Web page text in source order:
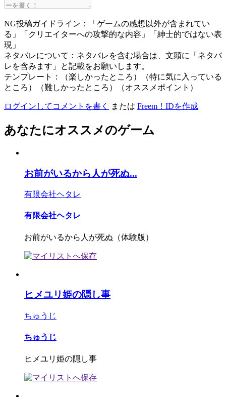
NG投稿ガイドライン：「ゲームの感想以外が含まれてい
る」「クリエイターへの攻撃的な内容」「紳士的ではない表
現」
ネタバレについて：ネタバレを含む場合は、文頭に「ネタバ
レを含みます」と記載をお願いします。
テンプレート：（楽しかったところ）（特に気に入っている
ところ）（難しかったところ）（オススメポイント）
ログインしてコメントを書く または Freem！IDを作成
あなたにオススメのゲーム
お前がいるから人が死ぬ...
有限会社ヘタレ
有限会社ヘタレ
お前がいるから人が死ぬ（体験版）
ヒメユリ姫の隠し事
ちゅうじ
ちゅうじ
ヒメユリ姫の隠し事